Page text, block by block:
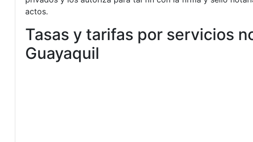
actos.
Tasas y tarifas por servicios
Guayaquil